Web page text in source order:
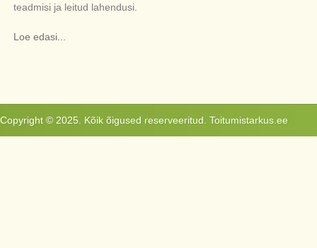
teadmisi ja leitud lahendusi.
Loe edasi...
Copyright © 2025. Kõik õigused reserveeritud. Toitumistarkus.ee